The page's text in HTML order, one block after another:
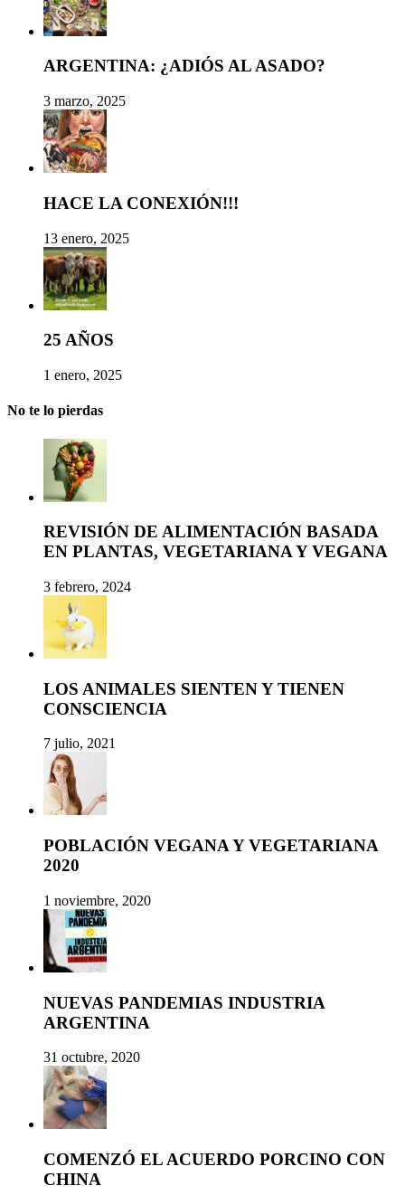
ARGENTINA: ¿ADIÓS AL ASADO?
3 marzo, 2025
HACE LA CONEXIÓN!!!
13 enero, 2025
25 AÑOS
1 enero, 2025
No te lo pierdas
REVISIÓN DE ALIMENTACIÓN BASADA
EN PLANTAS, VEGETARIANA Y VEGANA
3 febrero, 2024
LOS ANIMALES SIENTEN Y TIENEN
CONSCIENCIA
7 julio, 2021
POBLACIÓN VEGANA Y VEGETARIANA
2020
1 noviembre, 2020
NUEVAS PANDEMIAS INDUSTRIA
ARGENTINA
31 octubre, 2020
COMENZÓ EL ACUERDO PORCINO CON
CHINA